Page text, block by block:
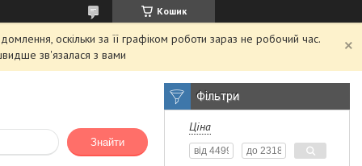
Кошик
оскільки за її графіком роботи зараз не робочий час.
зв'язалася з вами
Знайти
Фільтри
Ціна